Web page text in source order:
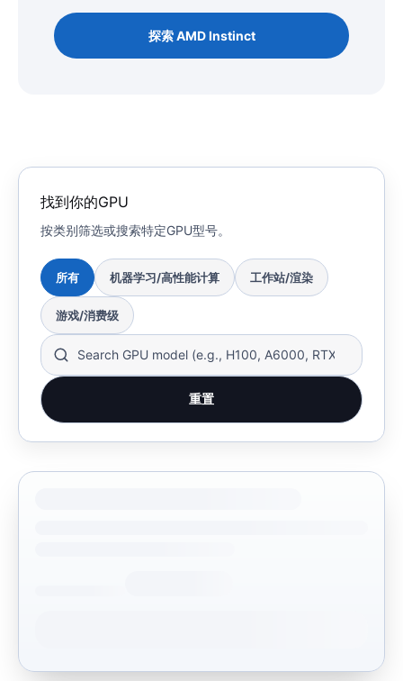
探索 AMD Instinct
找到你的GPU
按类别筛选或搜索特定GPU型号。
所有 机器学习/高性能计算 工作站/渲染
游戏/消费级
重置